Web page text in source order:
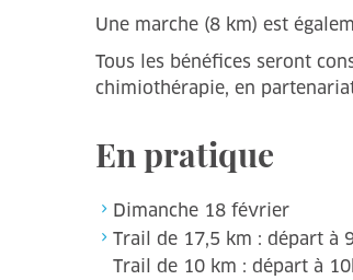
Une marche (8 km) est
Tous les bénéfices seront
chimiothérapie, en
En pratique
Dimanche 18 février
Trail de 17,5 km : départ à
Trail de 10 km : départ à